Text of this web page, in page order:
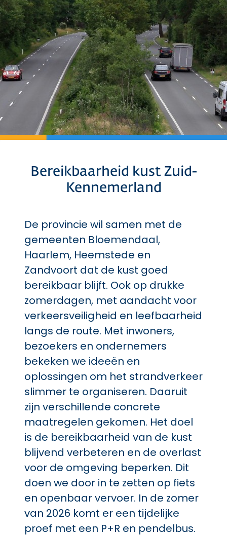
Bereikbaarheid kust Zuid-
Kennemerland
De provincie wil samen met de
gemeenten Bloemendaal,
Haarlem, Heemstede en
Zandvoort dat de kust goed
bereikbaar blijft. Ook op drukke
zomerdagen, met aandacht voor
verkeersveiligheid en leefbaarheid
langs de route. Met inwoners,
bezoekers en ondernemers
bekeken we ideeën en
oplossingen om het strandverkeer
slimmer te organiseren. Daaruit
zijn verschillende concrete
maatregelen gekomen. Het doel
is de bereikbaarheid van de kust
blijvend verbeteren en de overlast
voor de omgeving beperken. Dit
doen we door in te zetten op fiets
en openbaar vervoer. In de zomer
van 2026 komt er een tijdelijke
proef met een P+R en pendelbus.